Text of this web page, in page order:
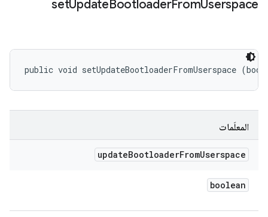
setUpdateBootloaderFromUserspace
public void setUpdateBootloaderFromUserspace
المعلَمات
updateBootloaderFromUserspace
boolean